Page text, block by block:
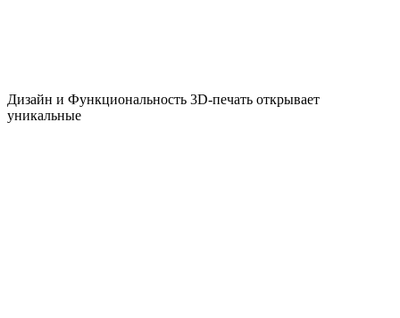
Дизайн и Функциональность 3D-печать открывает
уникальные